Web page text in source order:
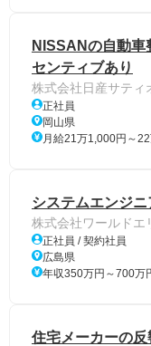
NISSANの自動車
センティブあり
株式会社日産サティ
正社員
岡山県
月給21万1,000円～
システムエンジ
株式会社ワールドエ
正社員 / 契約社員
広島県
年収350万円～700万
住宅メーカーの